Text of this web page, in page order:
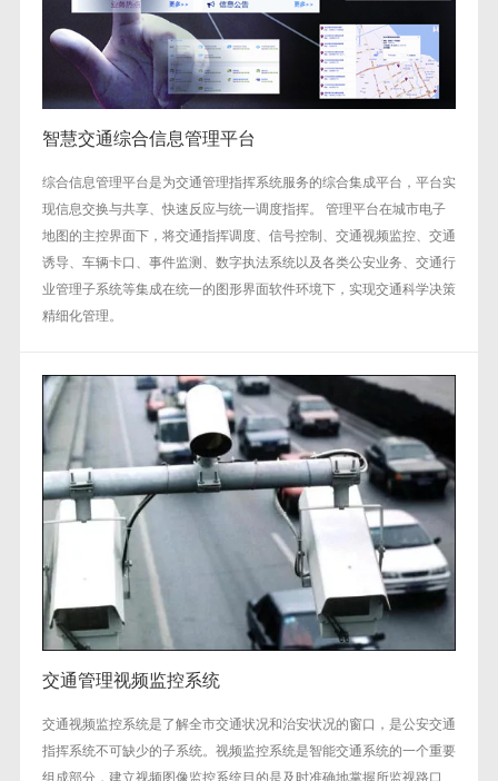
智慧交通综合信息管理平台
综合信息管理平台是为交通管理指挥系统服务的综合集成平台，平台实
现信息交换与共享、快速反应与统一调度指挥。 管理平台在城市电子
地图的主控界面下，将交通指挥调度、信号控制、交通视频监控、交通
诱导、车辆卡口、事件监测、数字执法系统以及各类公安业务、交通行
业管理子系统等集成在统一的图形界面软件环境下，实现交通科学决策
精细化管理。
交通管理视频监控系统
交通视频监控系统是了解全市交通状况和治安状况的窗口，是公安交通
指挥系统不可缺少的子系统。视频监控系统是智能交通系统的一个重要
组成部分，建立视频图像监控系统目的是及时准确地掌握所监视路口、